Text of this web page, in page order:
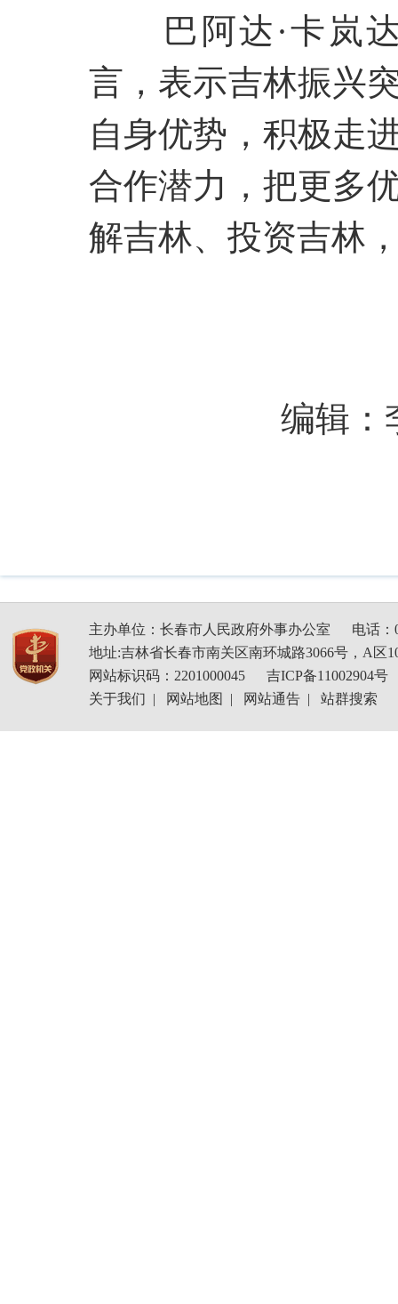
巴阿达 ·卡岚
言，表示吉林振兴
自身优势，积极走
合作潜力，把更多
解吉林、投资吉林
编辑
主办单位：长春市人民政府外事办公室
电话：
地址:吉林省长春市南关区南环城路3066号，A区
网站标识码：2201000045
吉ICP备11002904号
关于我们 | 网站地图 | 网站通告 | 站群搜索